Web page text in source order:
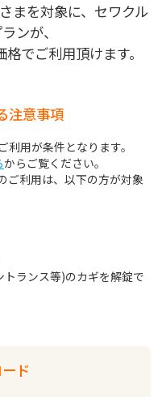
まを対象に、セワクル
ンが、
でご利用頂けます。
注意事項
利用が条件となります。
からご覧ください。
ご利用は、以下の方が対象
ランス等)のカギを解錠で
ド